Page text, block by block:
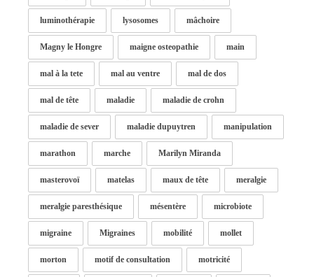
luminothérapie lysosomes mâchoire
Magny le Hongre maigne osteopathie main
mal à la tete mal au ventre mal de dos
mal de tête maladie maladie de crohn
maladie de sever maladie dupuytren manipulation
marathon marche Marilyn Miranda
masterovoï matelas maux de tête meralgie
meralgie paresthésique mésentère microbiote
migraine Migraines mobilité mollet
morton motif de consultation motricité